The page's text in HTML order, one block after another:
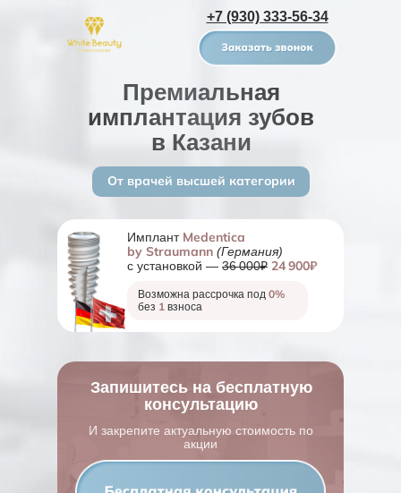
Премиальная
имплантация зубов
в Казани
От врачей высшей категории
Имплант Medentica
by Straumann (Германия)
с установкой — 36 000₽ 24 900₽
Возможна рассрочка под 0%
без 1 взноса
+7 (930) 333-56-34
Запишитесь на бесплатную
консультацию
И закрепите актуальную стоимость по
акции